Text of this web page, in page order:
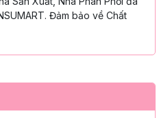
Đảm bảo về Chất